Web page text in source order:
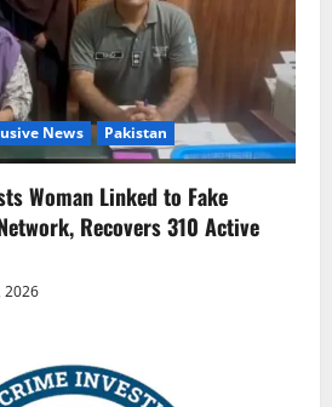
News Pakistan
Woman Linked to Fake
Recovers 310 Active
2026